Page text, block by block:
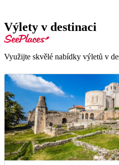
Výlety v destinaci
Využijte skvělé nabídky výletů v